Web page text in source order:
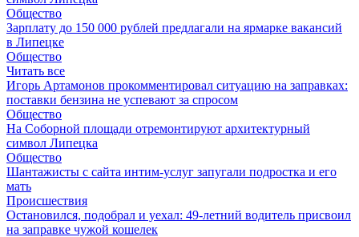
Общество
Зарплату до 150 000 рублей предлагали на ярмарке вакансий
в Липецке
Общество
Читать все
Игорь Артамонов прокомментировал ситуацию на заправках:
поставки бензина не успевают за спросом
Общество
На Соборной площади отремонтируют архитектурный
символ Липецка
Общество
Шантажисты с сайта интим-услуг запугали подростка и его
мать
Происшествия
Остановился, подобрал и уехал: 49-летний водитель присвоил
на заправке чужой кошелек